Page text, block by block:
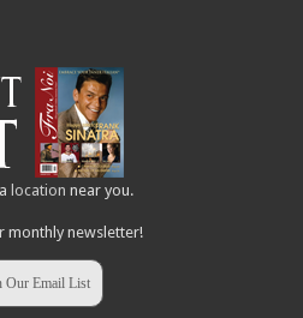
location near you.
monthly newsletter!
Our Email List